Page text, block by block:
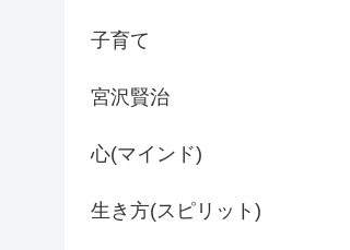
子育て
宮沢賢治
心(マインド)
生き方(スピリット)